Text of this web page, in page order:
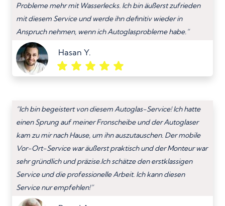
Probleme mehr mit Wasserlecks. Ich bin äußerst zufrieden
mit diesem Service und werde ihn definitiv wieder in
Anspruch nehmen, wenn ich Autoglasprobleme habe.”
Hasan Y.
“Ich bin begeistert von diesem Autoglas-Service! Ich hatte
einen Sprung auf meiner Fronscheibe und der Autoglaser
kam zu mir nach Hause, um ihn auszutauschen. Der mobile
Vor-Ort-Service war äußerst praktisch und der Monteur war
sehr gründlich und präzise.Ich schätze den erstklassigen
Service und die professionelle Arbeit. Ich kann diesen
Service nur empfehlen!”